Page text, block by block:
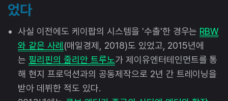
었다
사실 이전에도 케이팝의 시스템을 '수출'한 경우는 RBW
와 같은 사례(매일경제, 2018)도 있었고, 2015년에
는 필리핀의 줄리안 트루노가 제이유엔터테인먼트를 통
해 현지 프로덕션과의 공동제작으로 2년 간 트레이닝을
받아 데뷔한 적도 있다.